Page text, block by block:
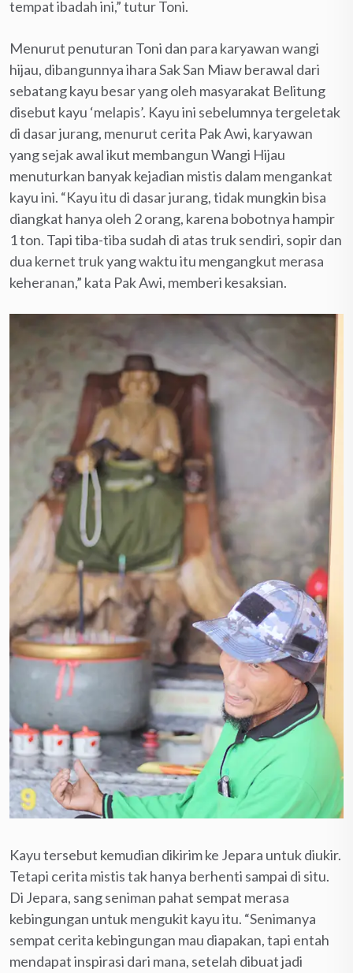
tempat ibadah ini,” tutur Toni.
Menurut penuturan Toni dan para karyawan wangi
hijau, dibangunnya ihara Sak San Miaw berawal dari
sebatang kayu besar yang oleh masyarakat Belitung
disebut kayu ‘melapis’. Kayu ini sebelumnya tergeletak
di dasar jurang, menurut cerita Pak Awi, karyawan
yang sejak awal ikut membangun Wangi Hijau
menuturkan banyak kejadian mistis dalam mengankat
kayu ini. “Kayu itu di dasar jurang, tidak mungkin bisa
diangkat hanya oleh 2 orang, karena bobotnya hampir
1 ton. Tapi tiba-tiba sudah di atas truk sendiri, sopir dan
dua kernet truk yang waktu itu mengangkut merasa
keheranan,” kata Pak Awi, memberi kesaksian.
Kayu tersebut kemudian dikirim ke Jepara untuk diukir.
Tetapi cerita mistis tak hanya berhenti sampai di situ.
Di Jepara, sang seniman pahat sempat merasa
kebingungan untuk mengukit kayu itu. “Senimanya
sempat cerita kebingungan mau diapakan, tapi entah
mendapat inspirasi dari mana, setelah dibuat jadi